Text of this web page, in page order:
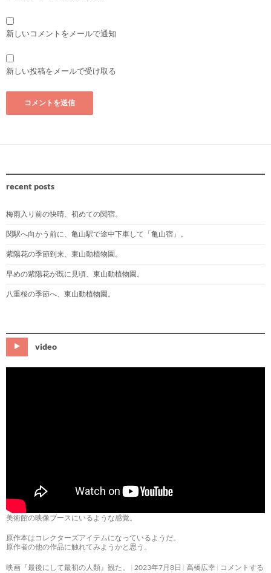
新しいコメントをメールで通知
新しい投稿をメールで受け取る
recent posts
梅雨入り前の快晴、初めての関宿。
関駅へ向かう前に、亀山駅で途中下車して「亀山宿」。
紫陽花の季節到来、東山動植物園。
早めの紫陽花が既に見頃、東山動植物園。
八重桜の季節へ、東山動植物園。
video
美術館の映像ブースにいるような感覚。
原作本はコレクターズアイテムになっているようだ。
原作者の他の作品に触れてみようかと思う。
映画『最後にして最初の人類』観た。 2023年7月8日 高橋広幸 コメントする